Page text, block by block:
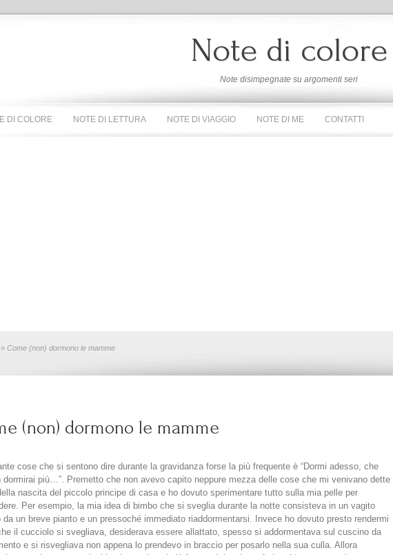
Note di colore
Note disimpegnate su argomenti seri
DI COLORE NOTE DI LETTURA NOTE DI VIAGGIO NOTE DI ME CONTATTI
» Come (non) dormono le mamme
(non) dormono le mamme
cose che si sentono dire durante la gravidanza forse la più frequente è “Dormi adesso, che
dormirai più…”. Premetto che non avevo capito neppure mezza delle cose che mi venivano dette
nascita del piccolo principe di casa e ho dovuto sperimentare tutto sulla mia pelle per
Per esempio, la mia idea di bimbo che si sveglia durante la notte consisteva in un vagito
da un breve pianto e un pressoché immediato riaddormentarsi. Invece ho dovuto presto rendermi
il cucciolo si svegliava, desiderava essere allattato, spesso si addormentava sul cuscino da
e si risvegliava non appena lo prendevo in braccio per posarlo nella sua culla. Allora